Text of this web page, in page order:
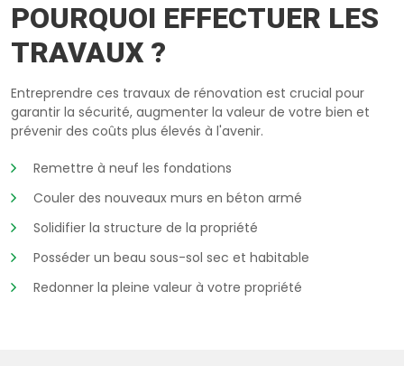
POURQUOI EFFECTUER LES
TRAVAUX ?
Entreprendre ces travaux de rénovation est crucial pour
garantir la sécurité, augmenter la valeur de votre bien et
prévenir des coûts plus élevés à l'avenir.
Remettre à neuf les fondations
Couler des nouveaux murs en béton armé
Solidifier la structure de la propriété
Posséder un beau sous-sol sec et habitable
Redonner la pleine valeur à votre propriété